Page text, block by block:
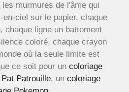
murmures de l'âme qui
ciel sur le papier, chaque
chaque ligne un battement
coloré, chaque crayon
où la seule limite est
ce soit pour un coloriage
Patrouille, un coloriage